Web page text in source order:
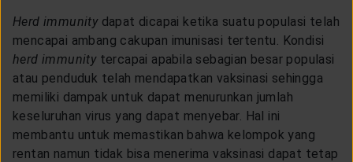
Herd immunitydapat dicapai ketika suatu populasi telah
mencapai ambang cakupan imunisasi tertentu. Kondisi
herd immunitytercapai apabila sebagian besar populasi
atau penduduk telah mendapatkan vaksinasi sehingga
memiliki dampak untuk dapat menurunkan jumlah
keseluruhan virus yang dapat menyebar. Hal ini
membantu untuk memastikan bahwa kelompok yang
rentan namun tidak bisa menerima vaksinasi dapat tetap